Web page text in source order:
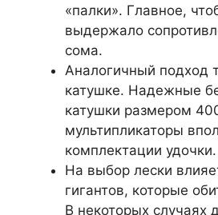
«палки». Главное,
выдержало
сома.
Аналогичный подход
катушке. Надежные
катушки размером
мультипликаторы
комплектации удочки.
На выбор лески
гигантов, которые
В некоторых случаях